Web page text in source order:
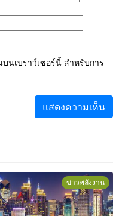
นเบราว์เซอร์นี้ สำหรับการ
ข่าวพลังงาน